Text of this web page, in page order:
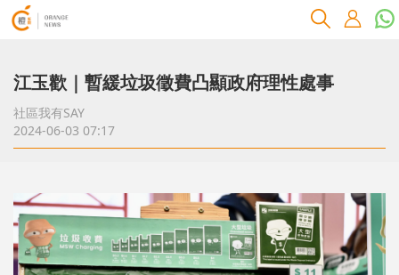
江玉歡｜暫緩垃圾徵費凸顯政府理性處事
社區我有SAY
2024-06-03 07:17